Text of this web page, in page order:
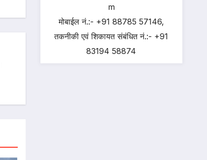
m
मोबाईल नं.:- +91 88785 57146,
तकनीकी एवं शिकायत संबंधित नं.:- +91
83194 58874